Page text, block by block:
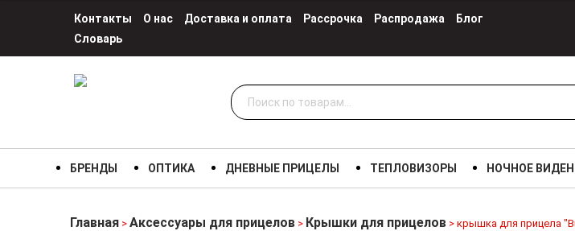
Контакты О нас Доставка и оплата Рассрочка Распродажа
Блог
Словарь
Искать:
БРЕНДЫ ОПТИКА ДНЕВНЫЕ ПРИЦЕЛЫ ТЕПЛОВИЗОРЫ НОЧНОЕ
Главная > Аксессуары для прицелов > Крышки для прицелов > крышка для прицела
крышка для